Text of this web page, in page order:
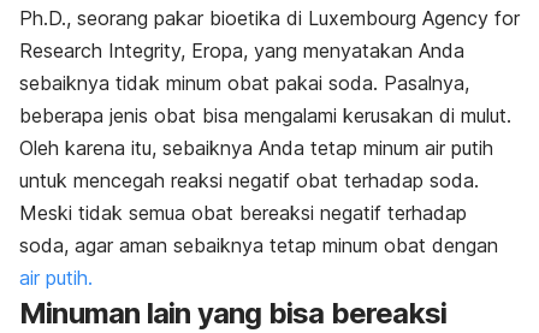
Ph.D., seorang pakar bioetika di Luxembourg Agency for
Research Integrity, Eropa, yang menyatakan Anda
sebaiknya tidak minum obat pakai soda. Pasalnya,
beberapa jenis obat bisa mengalami kerusakan di mulut.
Oleh karena itu, sebaiknya Anda tetap minum air putih
untuk mencegah reaksi negatif obat terhadap soda.
Meski tidak semua obat bereaksi negatif terhadap
soda, agar aman sebaiknya tetap minum obat dengan
air putih.
Minuman lain yang bisa bereaksi